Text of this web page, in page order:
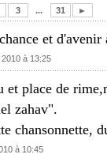
3 ... 31 ►
et
à 13:25
place de
zahav".
chansonnette,
à 10:45